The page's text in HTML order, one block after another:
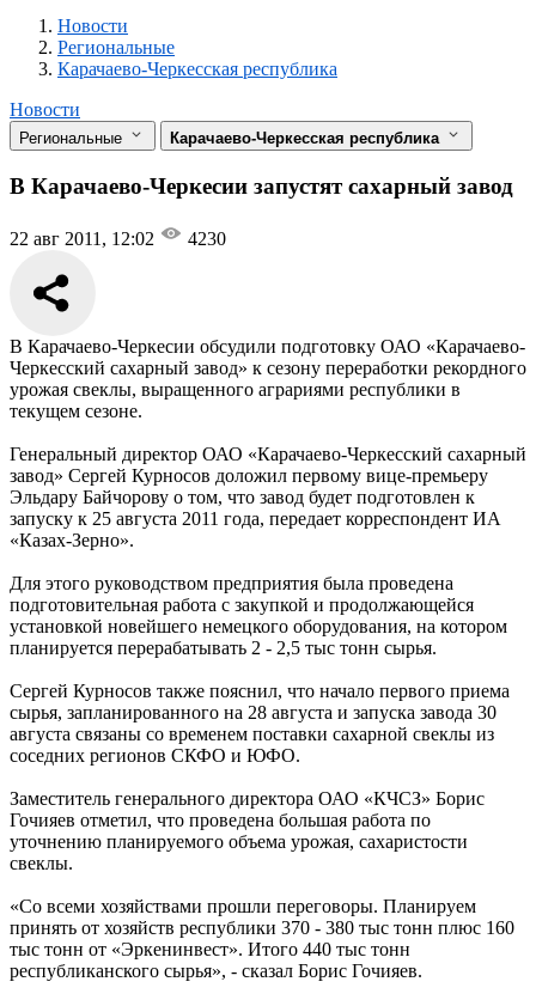
Новости
Разделы
Новости
Региональные
Карачаево-Черкесская республика
Новости
Региональные Карачаево-Черкесская республика
В Карачаево-Черкесии запустят сахарный завод
22 авг 2011, 12:02 4230
В Карачаево-Черкесии обсудили подготовку ОАО «Карачаево-
Черкесский сахарный завод» к сезону переработки рекордного
урожая свеклы, выращенного аграриями республики в
текущем сезоне.
Генеральный директор ОАО «Карачаево-Черкесский сахарный
завод» Сергей Курносов доложил первому вице-премьеру
Эльдару Байчорову о том, что завод будет подготовлен к
запуску к 25 августа 2011 года, передает корреспондент ИА
«Казах-Зерно».
Для этого руководством предприятия была проведена
подготовительная работа с закупкой и продолжающейся
установкой новейшего немецкого оборудования, на котором
планируется перерабатывать 2 - 2,5 тыс тонн сырья.
Сергей Курносов также пояснил, что начало первого приема
сырья, запланированного на 28 августа и запуска завода 30
августа связаны со временем поставки сахарной свеклы из
соседних регионов СКФО и ЮФО.
Заместитель генерального директора ОАО «КЧСЗ» Борис
Гочияев отметил, что проведена большая работа по
уточнению планируемого объема урожая, сахаристости
свеклы.
«Со всеми хозяйствами прошли переговоры. Планируем
принять от хозяйств республики 370 - 380 тыс тонн плюс 160
тыс тонн от «Эркенинвест». Итого 440 тыс тонн
республиканского сырья», - сказал Борис Гочияев.